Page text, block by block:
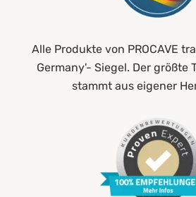
Alle Produkte von PROCAVE
Germany'- Siegel. Der größte
stammt aus eigener